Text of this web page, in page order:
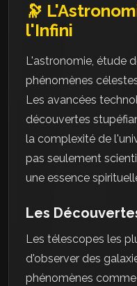
🔭
l'Infini
L'astronomie, étude
phénomènes
Les avancées
découvertes
la complexité de
pas seulement
une essence
Les
Les télescopes les
d'observer des
phénomènes